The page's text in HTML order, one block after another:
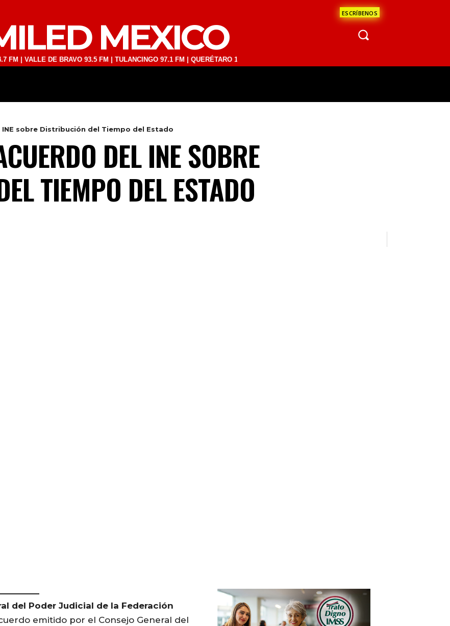
ESCRÍBENOS
MEXICO
DE BRAVO 93.5 FM | TULANCINGO 97.1 FM | QUERÉTARO 103.1 FM | SAN JUAN DEL RÍO 93.1 FM | GUADALAJARA 1510 AM | LA
INE sobre Distribución del Tiempo del Estado
DEL INE SOBRE
TIEMPO DEL ESTADO
del Poder Judicial de la Federación
emitido por el Consejo General del